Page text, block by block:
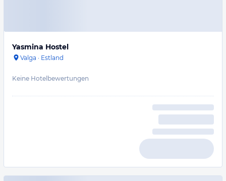
Yasmina Hostel
Valga · Estland
Keine Hotelbewertungen